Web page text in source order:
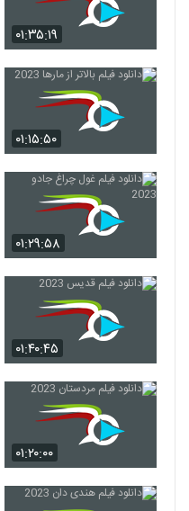
۰۱:۳۵:۱۹
۰۱:۱۵:۵۰
۰۱:۲۹:۵۸
۰۱:۴۰:۴۵
۰۱:۲۰:۰۰